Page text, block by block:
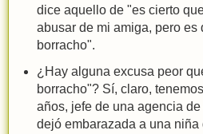
dice aquello de "es cierto
abusar de mi amiga, pero es
borracho".
¿Hay alguna excusa peor
borracho"? Sí, claro,
años, jefe de una agencia
dejó embarazada a una